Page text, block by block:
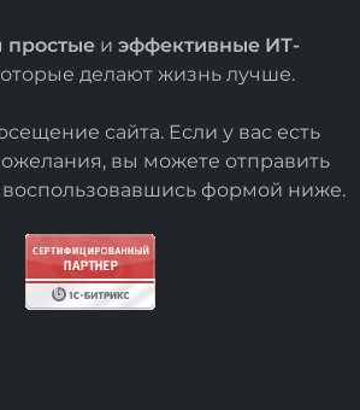
простые и эффективные ИТ-
делают жизнь лучше.
сайта. Если у вас есть
вы можете отправить
формой ниже.